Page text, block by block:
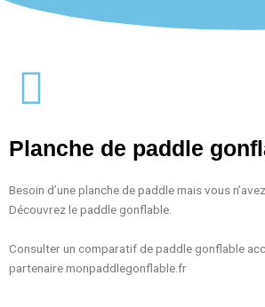
Planche de paddle
Besoin d’une planche de paddle mais vous
Découvrez le paddle gonflable.
Consulter un comparatif de paddle gonflable
partenaire monpaddlegonflable.fr